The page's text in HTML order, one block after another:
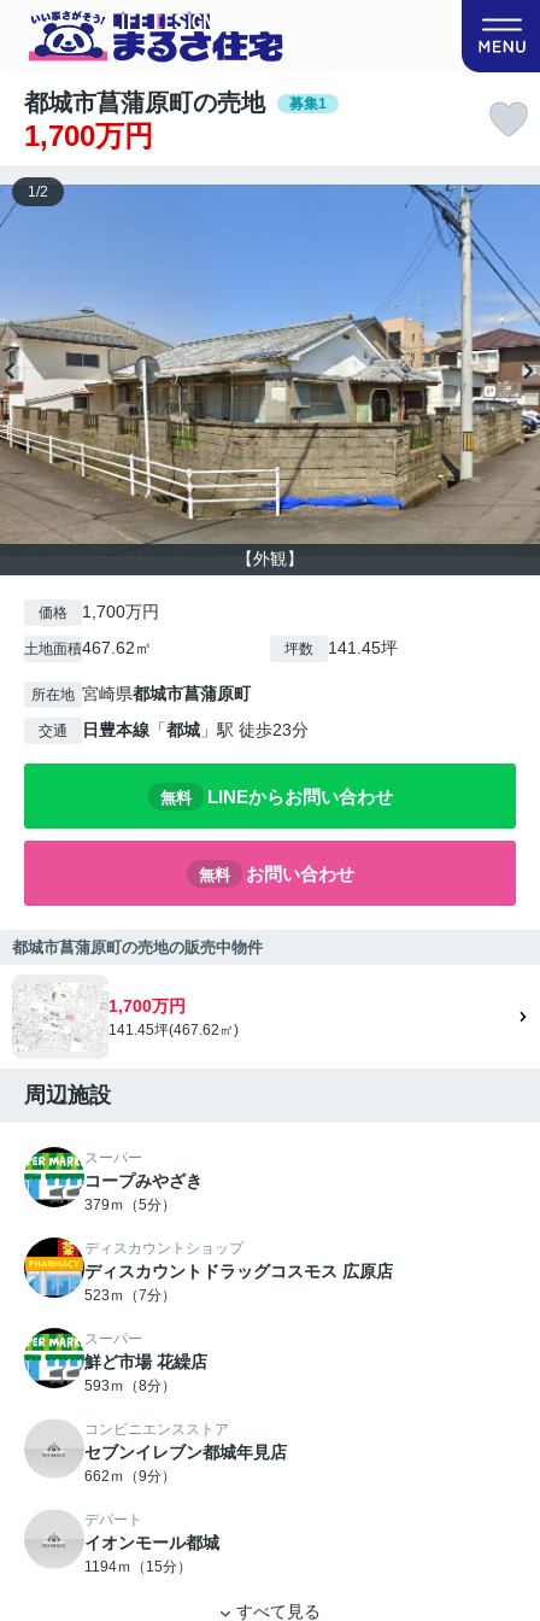
都城市菖蒲原町の売地 募集1
1,700万円
【外観】
1/2
価格 1,700万円
土地面積467.62㎡ 坪数 141.45坪
所在地 宮崎県都城市菖蒲原町
交通 日豊本線 「都城 」駅 徒歩23分
無料 LINEからお問い合わせ
無料 お問い合わせ
都城市菖蒲原町の売地の販売中物件
1,700万円
141.45坪(467.62㎡)
周辺施設
スーパー
コープみやざき
379ｍ（5分）
ディスカウントショップ
ディスカウントドラッグコスモス 広原店
523ｍ（7分）
スーパー
鮮ど市場 花繰店
593ｍ（8分）
コンビニエンスストア
セブンイレブン都城年見店
662ｍ（9分）
デパート
イオンモール都城
1194ｍ（15分）
すべて見る